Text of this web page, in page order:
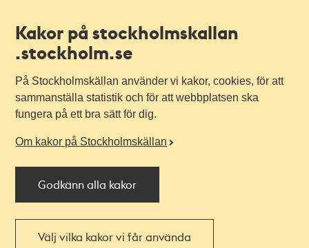
Kakor på stockholmskallan
.stockholm.se
På Stockholmskällan använder vi kakor, cookies, för att
sammanställa statistik och för att webbplatsen ska
fungera på ett bra sätt för dig.
Om kakor på Stockholmskällan
Godkänn alla kakor
Välj vilka kakor vi får använda